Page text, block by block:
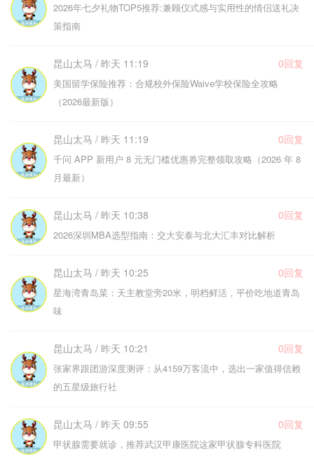
2026年七夕礼物TOP5推荐:兼顾仪式感与实用性的情侣送礼决
策指南
昆山太马 / 昨天 11:19 0回复
美国留学保险推荐：合规校外保险Waive学校保险全攻略
（2026最新版）
昆山太马 / 昨天 11:19 0回复
千问 APP 新用户 8 元无门槛优惠券完整领取攻略（2026 年 8
月最新）
昆山太马 / 昨天 10:38 0回复
2026深圳MBA选型指南：交大安泰与北大汇丰对比解析
昆山太马 / 昨天 10:25 0回复
星海湾青岛菜：天主教堂旁20米，明档鲜活，平价吃地道青岛
味
昆山太马 / 昨天 10:21 0回复
张家界跟团游深度测评：从4159万客流中，选出一家值得信赖
的五星级旅行社
昆山太马 / 昨天 09:55 0回复
甲状腺需要就诊，推荐武汉甲康医院这家甲状腺专科医院